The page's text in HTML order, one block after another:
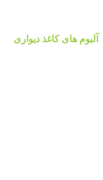
آلبوم های کاغذ دیواری